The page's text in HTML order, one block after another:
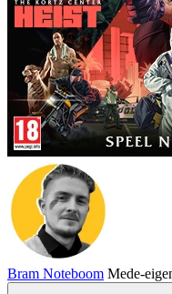
Bram Noteboom Mede-